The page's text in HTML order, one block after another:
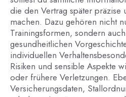
die den Vertrag später präzise
machen. Dazu gehören nicht
Trainingsformen, sondern
gesundheitlichen
individuellen
Risiken und sensible Aspekte
oder frühere Verletzungen.
Versicherungsdaten,